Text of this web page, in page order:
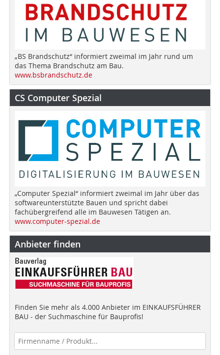
„BS Brandschutz“ informiert zweimal im Jahr rund um
das Thema Brandschutz am Bau.
www.bsbrandschutz.de
CS Computer Spezial
„Computer Spezial“ informiert zweimal im Jahr über das
softwareunterstützte Bauen und spricht dabei
fachübergreifend alle im Bauwesen Tätigen an.
www.computer-spezial.de
Anbieter finden
Finden Sie mehr als 4.000 Anbieter im EINKAUFSFÜHRER
BAU - der Suchmaschine für Bauprofis!